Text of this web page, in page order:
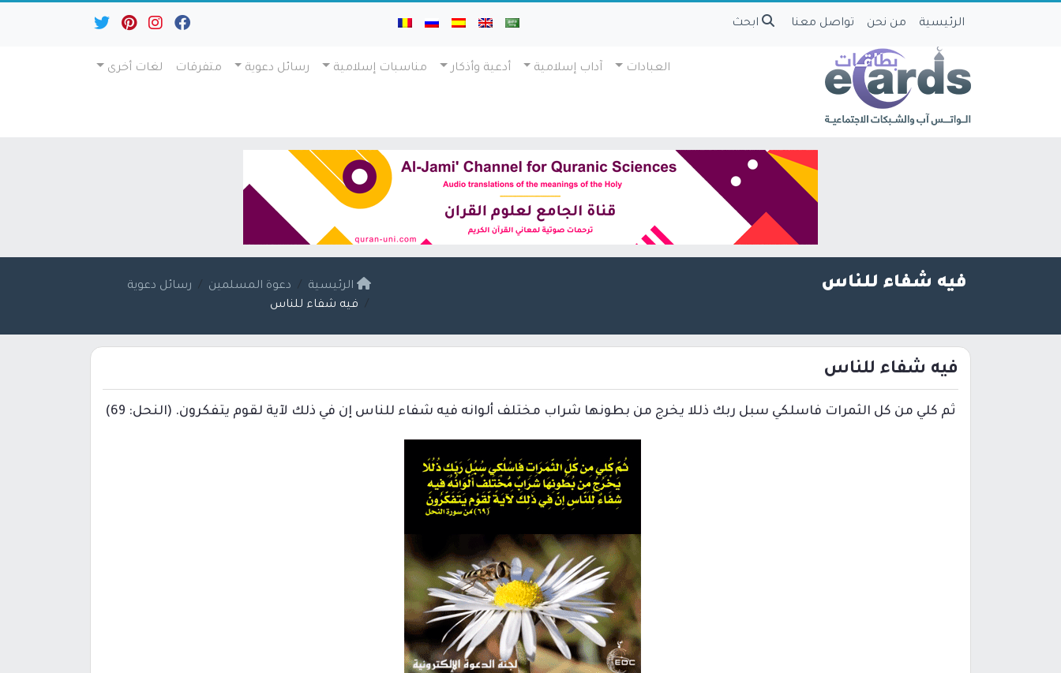
الرئيسية من نحن تواصل معنا ابحث
العبادات آداب إسلامية أدعية وأذكار مناسبات إسلامية رسائل دعوية متفرقات لغات أخرى
فيه شفاء للناس الرئيسية دعوة المسلمين
رسائل دعوية
فيه شفاء للناس
فيه شفاء للناس
ثم كلي من كل الثمرات فاسلكي سبل ربك ذللا يخرج من بطونها شراب مختلف ألوانه فيه شفاء للناس إن في ذلك لآية لقوم يتفكرون. (النحل: 69)